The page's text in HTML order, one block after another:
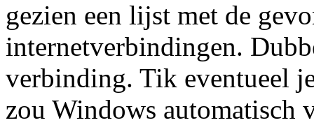
gezien een lijst met de
internetverbindingen.
verbinding. Tik eventueel
zou Windows automatisch